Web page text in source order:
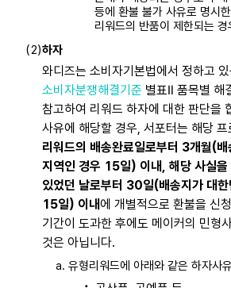
등에 환불 불가 사유로 명시
리워드의 반품이 제한되는 경
하자
와디즈는 소비자기본법에서 정하고
소비자분쟁해결기준 별표Ⅱ 품목별 해
참고하여 리워드 하자에 대한 판단을
사유에 해당할 경우, 서포터는 해당
리워드의 배송완료일로부터 3개월(배
지역인 경우 15일) 이내, 해당 사실을
있었던 날로부터 30일(배송지가 대
15일) 이내에 개별적으로 환불을 신
기간이 도과한 후에도 메이커의 민형
것은 아닙니다.
유형리워드에 아래와 같은 하자사